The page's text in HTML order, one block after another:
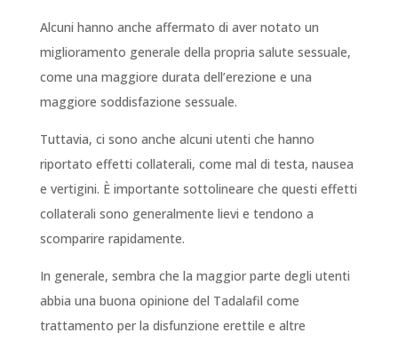
Alcuni hanno anche affermato di aver notato un
miglioramento generale della propria salute sessuale,
come una maggiore durata dell’erezione e una
maggiore soddisfazione sessuale.
Tuttavia, ci sono anche alcuni utenti che hanno
riportato effetti collaterali, come mal di testa, nausea
e vertigini. È importante sottolineare che questi effetti
collaterali sono generalmente lievi e tendono a
scomparire rapidamente.
In generale, sembra che la maggior parte degli utenti
abbia una buona opinione del Tadalafil come
trattamento per la disfunzione erettile e altre